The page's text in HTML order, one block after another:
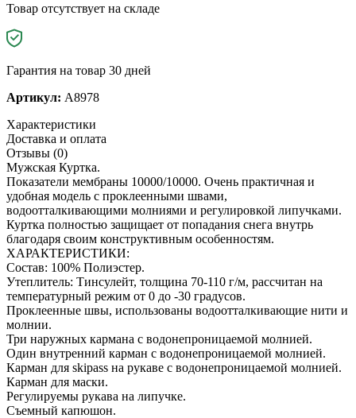
Товар отсутствует на складе
Гарантия на товар 30 дней
Артикул: A8978
Характеристики
Доставка и оплата
Отзывы (0)
Мужская Куртка.
Показатели мембраны 10000/10000. Очень практичная и
удобная модель с проклеенными швами,
водоотталкивающими молниями и регулировкой липучками.
Куртка полностью защищает от попадания снега внутрь
благодаря своим конструктивным особенностям.
ХАРАКТЕРИСТИКИ:
Состав: 100% Полиэстер.
Утеплитель: Тинсулейт, толщина 70-110 г/м, рассчитан на
температурный режим от 0 до -30 градусов.
Проклеенные швы, использованы водоотталкивающие нити и
молнии.
Три наружных кармана с водонепроницаемой молнией.
Один внутренний карман с водонепроницаемой молнией.
Карман для skipass на рукаве с водонепроницаемой молнией.
Карман для маски.
Регулируемы рукава на липучке.
Съемный капюшон.